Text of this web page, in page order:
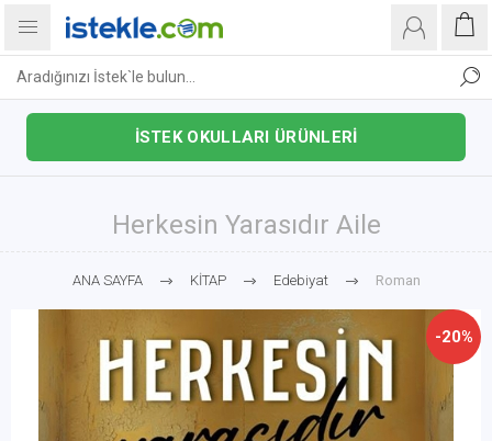
İSTEK OKULLARI ÜRÜNLERİ
Herkesin Yarasıdır Aile
ANA SAYFA KİTAP Edebiyat Roman
-20%